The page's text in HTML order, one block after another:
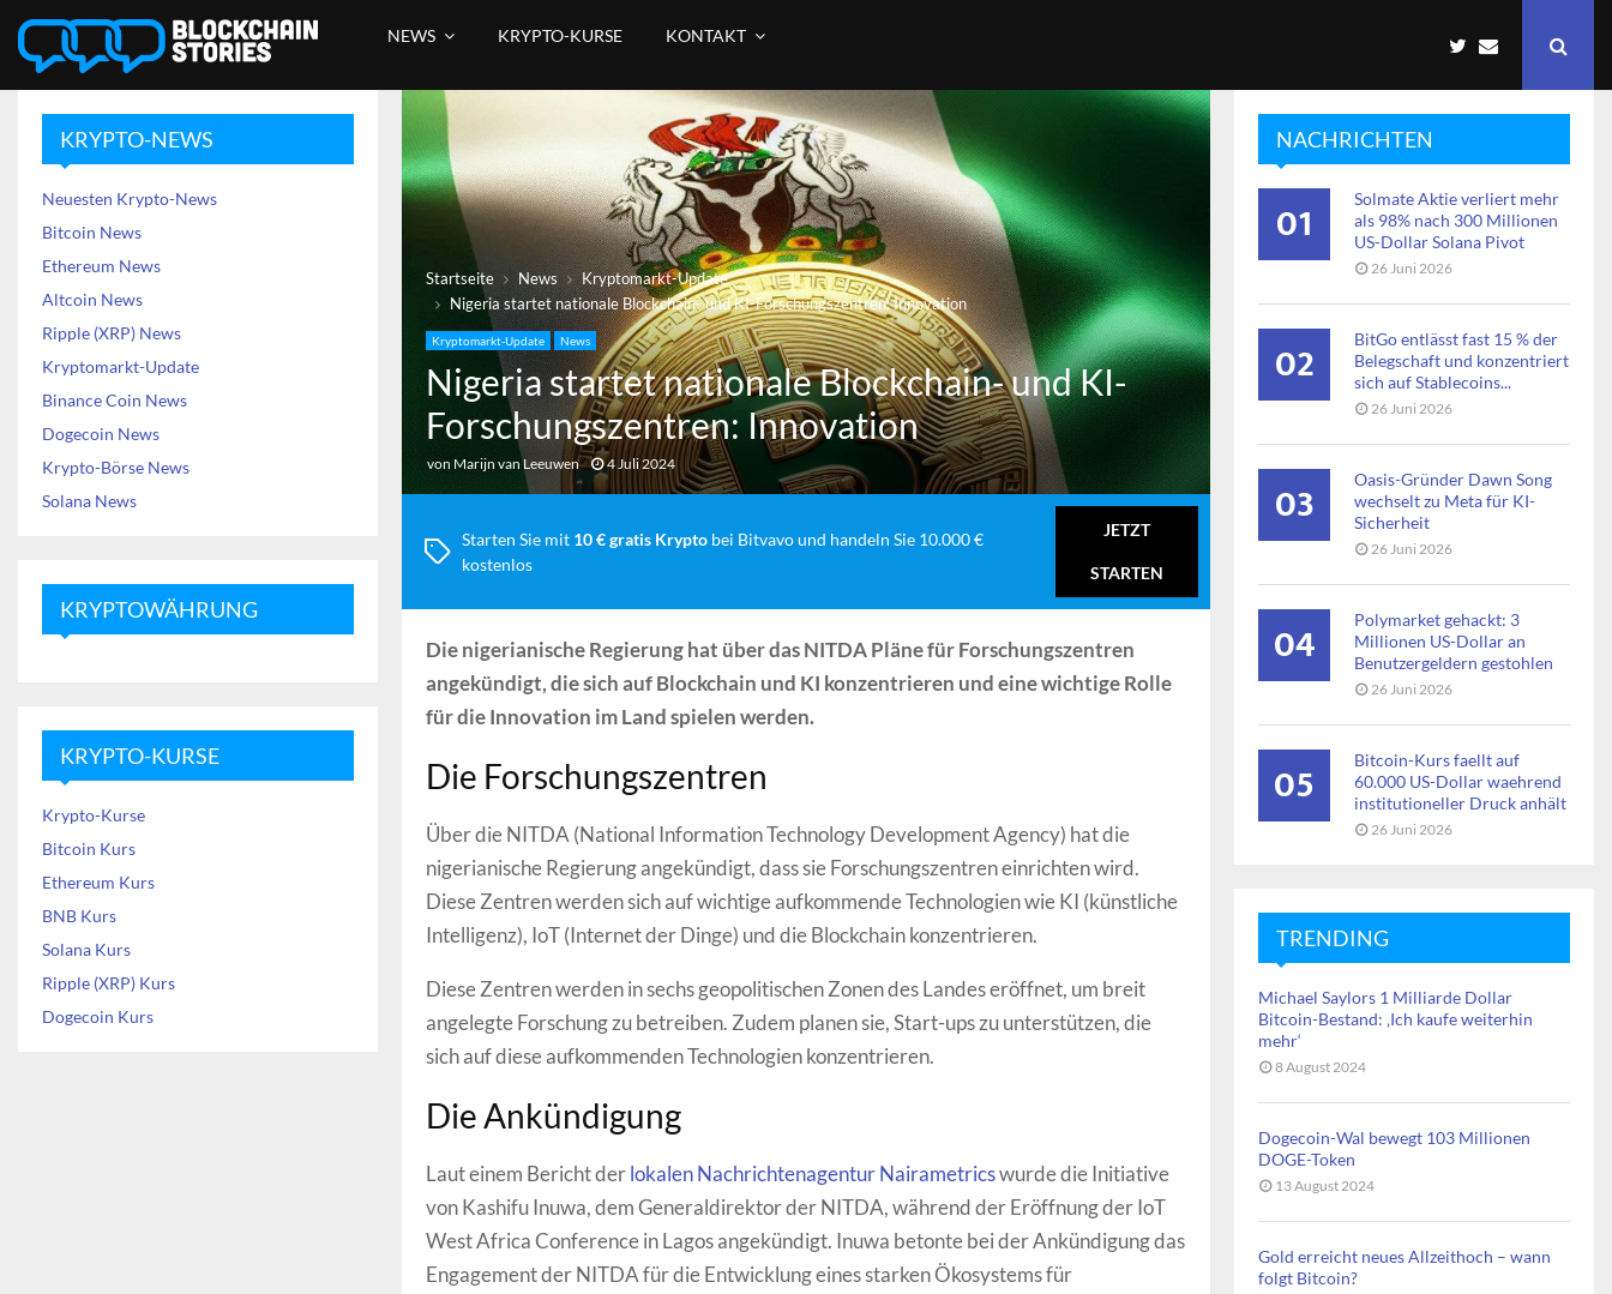
NEWS KRYPTO-KURSE KONTAKT
Startseite News
Kryptomarkt-Update
Nigeria startet nationale Blockchain- und KI-Forschungszentren: Innovation
Kryptomarkt-Update News
Nigeria startet nationale Blockchain- und KI-
Forschungszentren: Innovation
von Marijn van Leeuwen 4 Juli 2024
Starten Sie mit 10 € gratis Krypto bei Bitvavo und handeln Sie 10.000 €
kostenlos
JETZT
STARTEN
Die nigerianische Regierung hat über das NITDA Pläne für Forschungszentren
angekündigt, die sich auf Blockchain und KI konzentrieren und eine wichtige Rolle
für die Innovation im Land spielen werden.
Die Forschungszentren
Über die NITDA (National Information Technology Development Agency) hat die
nigerianische Regierung angekündigt, dass sie Forschungszentren einrichten wird.
Diese Zentren werden sich auf wichtige aufkommende Technologien wie KI (künstliche
Intelligenz), IoT (Internet der Dinge) und die Blockchain konzentrieren.
Diese Zentren werden in sechs geopolitischen Zonen des Landes eröffnet, um breit
angelegte Forschung zu betreiben. Zudem planen sie, Start-ups zu unterstützen, die
sich auf diese aufkommenden Technologien konzentrieren.
Die Ankündigung
Laut einem Bericht derlokalen Nachrichtenagentur Nairametricswurde die Initiative
von Kashifu Inuwa, dem Generaldirektor der NITDA, während der Eröffnung der IoT
West Africa Conference in Lagos angekündigt. Inuwa betonte bei der Ankündigung das
Engagement der NITDA für die Entwicklung eines starken Ökosystems für
KRYPTO-NEWS
Neuesten Krypto-News
Bitcoin News
Ethereum News
Altcoin News
Ripple (XRP) News
Kryptomarkt-Update
Binance Coin News
Dogecoin News
Krypto-Börse News
Solana News
KRYPTOWÄHRUNG
KRYPTO-KURSE
Krypto-Kurse
Bitcoin Kurs
Ethereum Kurs
BNB Kurs
Solana Kurs
Ripple (XRP) Kurs
Dogecoin Kurs
NACHRICHTEN
01
Solmate Aktie verliert mehr
als 98% nach 300 Millionen
US-Dollar Solana Pivot
26 Juni 2026
02
BitGo entlässt fast 15 % der
Belegschaft und konzentriert
sich auf Stablecoins...
26 Juni 2026
03
Oasis-Gründer Dawn Song
wechselt zu Meta für KI-
Sicherheit
26 Juni 2026
04
Polymarket gehackt: 3
Millionen US-Dollar an
Benutzergeldern gestohlen
26 Juni 2026
05
Bitcoin-Kurs faellt auf
60.000 US-Dollar waehrend
institutioneller Druck anhält
26 Juni 2026
TRENDING
Michael Saylors 1 Milliarde Dollar
Bitcoin-Bestand: ‚Ich kaufe weiterhin
mehr‘
8 August 2024
Dogecoin-Wal bewegt 103 Millionen
DOGE-Token
13 August 2024
Gold erreicht neues Allzeithoch – wann
folgt Bitcoin?